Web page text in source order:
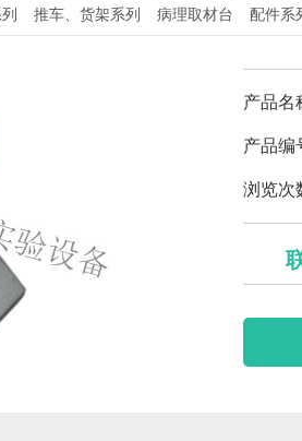
推车、货架系列 病理取材台 配件系
产品名
产品编
浏览次